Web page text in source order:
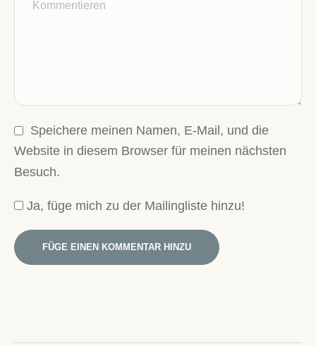
Speichere meinen Namen, E-Mail, und die
Website in diesem Browser für meinen nächsten
Besuch.
Ja, füge mich zu der Mailingliste hinzu!